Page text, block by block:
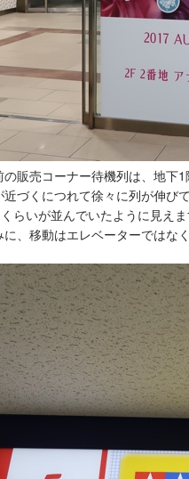
の販売コーナー待機列は、地下1
近づくにつれて徐々に列が伸び
らいが並んでいたように見えま
に、移動はエレベーターではな